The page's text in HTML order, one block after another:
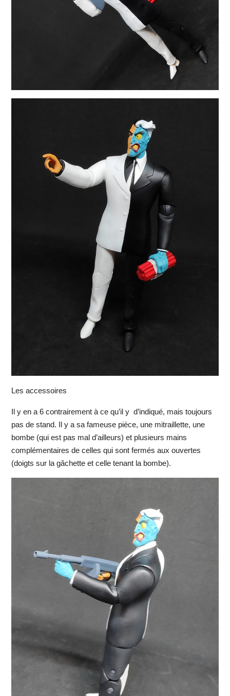
Les accessoires
Il y en a 6 contrairement à ce qu’il y d’indiqué, mais toujours
pas de stand. Il y a sa fameuse pièce, une mitraillette, une
bombe (qui est pas mal d’ailleurs) et plusieurs mains
complémentaires de celles qui sont fermés aux ouvertes
(doigts sur la gâchette et celle tenant la bombe).